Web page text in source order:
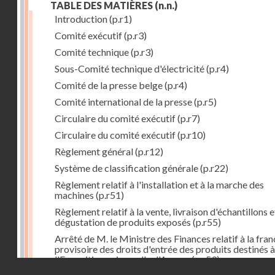
TABLE DES MATIÈRES (n.n.)
Introduction(p.r1)
Comité exécutif(p.r3)
Comité technique(p.r3)
Sous-Comité technique d'électricité(p.r4)
Comité de la presse belge(p.r4)
Comité international de la presse(p.r5)
Circulaire du comité exécutif(p.r7)
Circulaire du comité exécutif(p.r10)
Règlement général(p.r12)
Système de classification générale(p.r22)
Règlement relatif à l'installation et à la marche des
machines (p.r51)
Règlement relatif à la vente, livraison d'échantillons
dégustation de produits exposés (p.r55)
Arrêté de M. le Ministre des Finances relatif à la
provisoire des droits d'entrée des produits destinés à
l'Exposition universelle d'Anvers(p.r59)